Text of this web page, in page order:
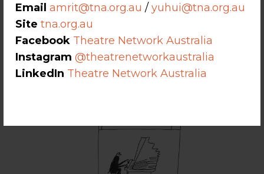
Email amrit@tna.org.au /yuhui@tna.org.au
Site tna.org.au
Facebook Theatre Network Australia
Instagram @theatrenetworkaustralia
LinkedIn Theatre Network Australia